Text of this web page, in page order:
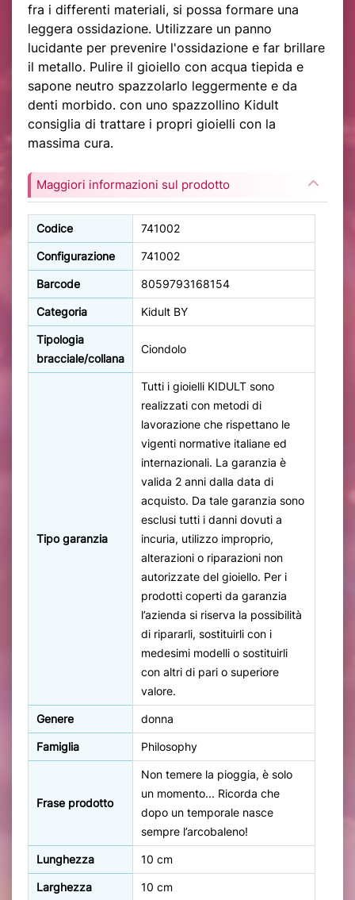
fra i differenti materiali, si possa formare una
leggera ossidazione. Utilizzare un panno
lucidante per prevenire l'ossidazione e far brillare
il metallo. Pulire il gioiello con acqua tiepida e
sapone neutro spazzolarlo leggermente e da
denti morbido. con uno spazzollino Kidult
consiglia di trattare i propri gioielli con la
massima cura.
Maggiori informazioni sul prodotto
Codice 741002
Configurazione 741002
Barcode 8059793168154
Categoria Kidult BY
Tipologia
bracciale/collana
Ciondolo
Tipo garanzia
Tutti i gioielli KIDULT sono
realizzati con metodi di
lavorazione che rispettano le
vigenti normative italiane ed
internazionali. La garanzia è
valida 2 anni dalla data di
acquisto. Da tale garanzia sono
esclusi tutti i danni dovuti a
incuria, utilizzo improprio,
alterazioni o riparazioni non
autorizzate del gioiello. Per i
prodotti coperti da garanzia
l’azienda si riserva la possibilità
di ripararli, sostituirli con i
medesimi modelli o sostituirli
con altri di pari o superiore
valore.
Genere donna
Famiglia Philosophy
Frase prodotto
Non temere la pioggia, è solo
un momento... Ricorda che
dopo un temporale nasce
sempre l’arcobaleno!
Lunghezza 10 cm
Larghezza 10 cm